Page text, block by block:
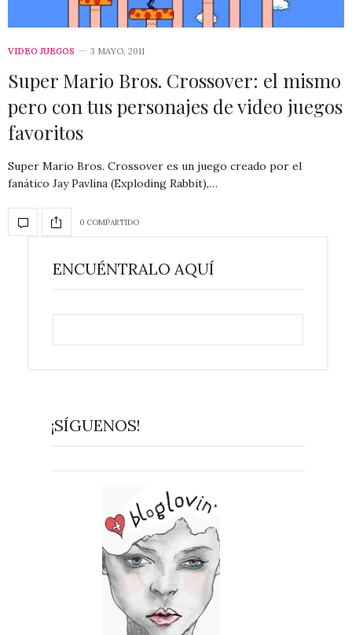
VIDEO JUEGOS 3 MAYO, 2011
Super Mario Bros. Crossover: el mismo
pero con tus personajes de video juegos
favoritos
Super Mario Bros. Crossover es un juego creado por el
fanático Jay Pavlina (Exploding Rabbit),…
0 COMPARTIDO
ENCUÉNTRALO AQUÍ
¡SÍGUENOS!